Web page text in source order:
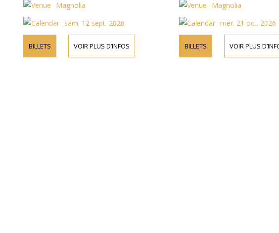
Magnolia
sam. 12 sept. 2026
BILLETS VOIR PLUS D’INFOS
Magnolia
mer. 21 oct. 2026
BILLETS VOIR PLUS